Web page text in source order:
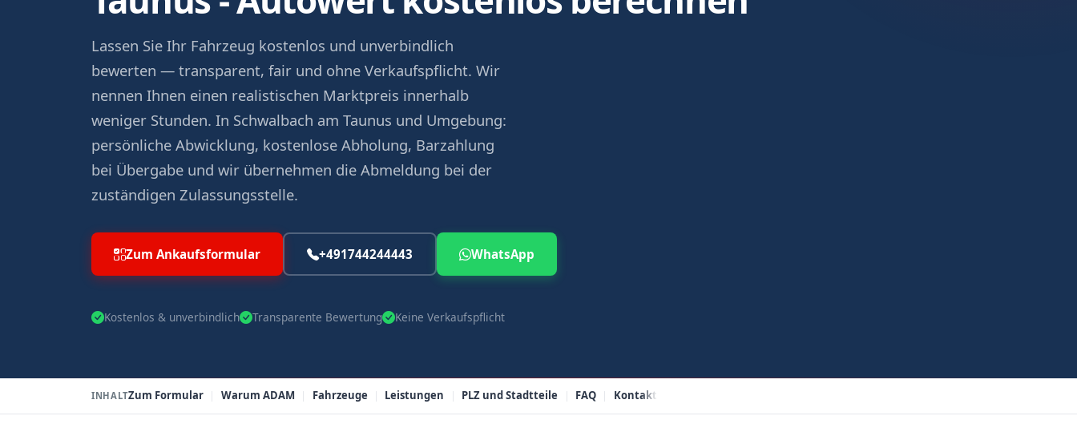
Lassen Sie Ihr Fahrzeug kostenlos und unverbindlich
bewerten — transparent, fair und ohne Verkaufspflicht. Wir
nennen Ihnen einen realistischen Marktpreis innerhalb
weniger Stunden. In Schwalbach am Taunus und Umgebung:
persönliche Abwicklung, kostenlose Abholung, Barzahlung
bei Übergabe und wir übernehmen die Abmeldung bei der
zuständigen Zulassungsstelle.
Zum Ankaufsformular +491744244443 WhatsApp
Kostenlos & unverbindlich Transparente Bewertung Keine Verkaufspflicht
INHALTZum Formular Warum ADAM Fahrzeuge Leistungen PLZ und Stadtteile FAQ Kontakt